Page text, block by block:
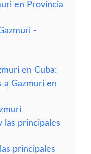
en Provincia
-
en Cuba:
a Gazmuri en
las principales
principales